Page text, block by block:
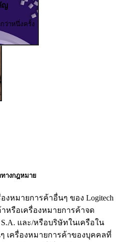
ญ
ว่าหนึ่งครั้ง
ทางกฎหมาย
องหมายการค้าอื่นๆ ของ Logitech
หรือเครื่องหมายการค้าจด
S.A. และ/หรือบริษัทในเครือใน
เครื่องหมายการค้าของบุคคลที่